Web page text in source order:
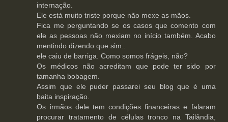
internação.
Ele está muito triste porque não mexe as mãos.
Fica me perguntando se os casos que comento com
ele as pessoas não mexiam no início também. Acabo
mentindo dizendo que sim..
ele caiu de barriga. Como somos frágeis, não?
Os médicos não acreditam que pode ter sido por
tamanha bobagem.
Assim que ele puder passarei seu blog que é uma
baita inspiração.
Os irmãos dele tem condições financeiras e falaram
procurar tratamento de células tronco na Tailândia,